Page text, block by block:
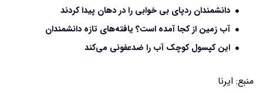
دانشمندان ردپای بی خوابی را در دهان پیدا کردند
آب زمین از کجا آمده است؟ یافته‌های تازه دانشمندان
این کپسول کوچک آب را ضدعفونی می‌کند
منبع: ایرنا